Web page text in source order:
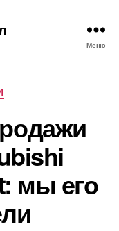
Меню
мы его